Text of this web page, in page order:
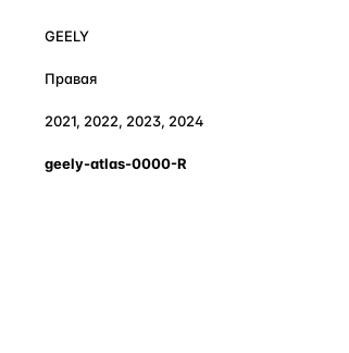
GEELY
Правая
2021, 2022, 2023, 2024
geely-atlas-0000-R